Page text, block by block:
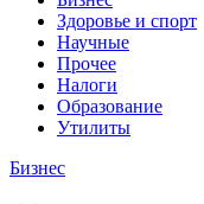
Здоровье и спорт
Научные
Прочее
Налоги
Образование
Утилиты
Бизнес